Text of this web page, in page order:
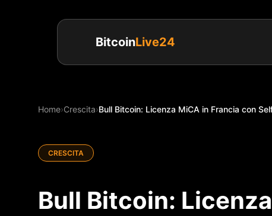
BitcoinLive24
Home›Crescita›Bull Bitcoin: Licenza MiCA in Francia con
CRESCITA
Bull Bitcoin: